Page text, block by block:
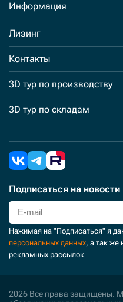
Информация
Лизинг
Контакты
3D тур по производству
3D тур по складам
Подписаться на
Нажимая на "Подписаться" я
персональных данных, а так же
рекламных рассылок
2026 Все права защищены.